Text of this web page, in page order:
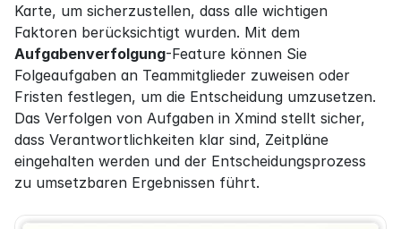
Karte, um sicherzustellen, dass alle wichtigen
Aufgabenverfolgung-Feature können Sie
Folgeaufgaben an Teammitglieder zuweisen oder
Fristen festlegen, um die Entscheidung umzusetzen.
Das Verfolgen von Aufgaben in Xmind stellt sicher,
dass Verantwortlichkeiten klar sind, Zeitpläne
eingehalten werden und der Entscheidungsprozess
zu umsetzbaren Ergebnissen führt.